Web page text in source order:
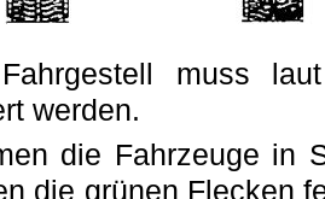
muss
werden.
die Fahrzeuge in
die grünen Flecken